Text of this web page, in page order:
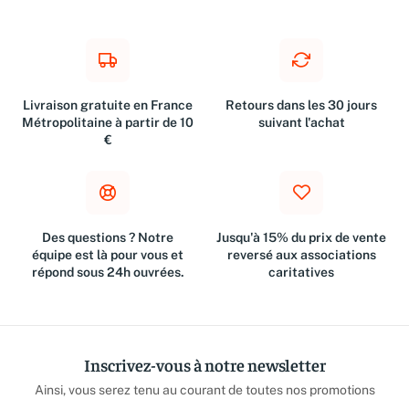
Livraison gratuite en France
Métropolitaine à partir de 10
€
Retours dans les 30 jours
suivant l'achat
Des questions ? Notre
équipe est là pour vous et
répond sous 24h ouvrées.
Jusqu'à 15% du prix de vente
reversé aux associations
caritatives
Inscrivez-vous à notre newsletter
Ainsi, vous serez tenu au courant de toutes nos promotions